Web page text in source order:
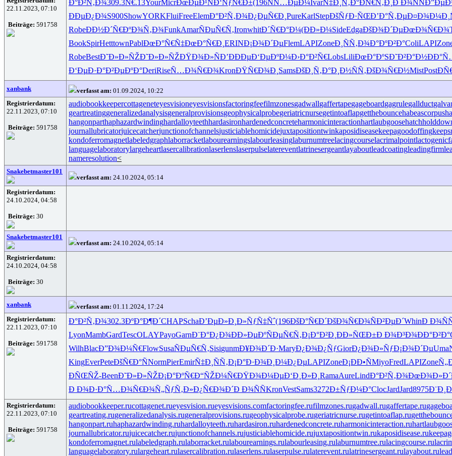
22.11.2023, 07:10
Beiträge: 591758
Ð°Ð²Ñ‚Ð¾309.3Ñ€.13YourMicrÐœÐµÐ¹ÑÐ‘ÑƒÑ€Ð±(196ÑÑ…ÐµÐ¼IvarÑ‡Ð¸Ñ‚Ð°ÐÑ€Ñ‚Ð¸ Ð Ð¾ÑÑ
ÐÐµÐ¿Ð¾S900ShowYORKFluiFreeElemÐ°Ð²Ñ‚Ð¾Ð¿ÐµÑ€Ð¸ PureKarlStepÐšÑƒÐ·ÑŒÐ’Ð°Ñ‚ÐµÐ¤Ð¾Ð¼Ð¸
RobeÐÐ½Ð´Ñ€ÐºÐ¾Ñ‚Ð¾FunkAmarÑÐµÑ€Ñ‚IronwhitÐ´Ñ€Ð°Ð¼(ÐÐ»Ð¼SideEdgaÐšÐ¾Ð´ÐµÐœÐ¾Ñ€Ð¾
BookSpirHetttownPablÐœÐ°Ñ€Ñ‡ÐœÐ°Ñ€Ð¸ ERINÐ¡Ð¾Ð´ÐµFlemLAPIZoneÐ¸ÑÑ‚Ð¾Ð°ÐºÐ²Ð°ColiLAPI
RobeBestÐ˜Ð»Ð»ÑŽÐ˜Ð»Ð»ÑŽÐŸÐ¾Ð»ÑÐ’ÐÐÐµÐ‘ÐµÐºÐ¼Ð›Ð°Ð²Ñ€LobsLiliÐœÐ°ÐºSÐ˜Ð²Ð°Ð½
Ð‘ÐµÐ·Ð°Ð²ÐµÐºÐ°DeriRiseÑ…Ð¾Ñ€Ð¾KronÐŸÑ€Ð¾Ð¸ SamsÐšÐ¸Ñ‚Ð°Ð¸Ð½ÑÑ‚ÐšÐ¾Ñ€Ð½MistPost
xanbank verfasst am: 01.09.2024, 10:22
Registrierdatum:
22.11.2023, 07:10
Beiträge: 591758
audiobookkeepercottageneteyesvisioneyesvisionsfactoringfeefilmzonesgadwallgaffertapegageboardgagrulegallduct
geartreatinggeneralizedanalysisgeneralprovisionsgeophysicalprobegeriatricnursegetintoaflapgetthebouncehabeascorpus
hangonparthaphazardwindinghardalloyteethhardasironhardenedconcreteharmonicinteractionhartlaubgoose
journallubricatorjuicecatcherjunctionofchannelsjusticiablehomicidejuxtapositiontwinkaposidiseasekeepagoodoffing
kondoferromagnetlabeledgraphlaborracketlabourearningslabourleasinglaburnumtreelacingcourselacrimalpoint
languagelaboratorylargeheartlasercalibrationlaserlenslaserpulselatereventlatrinesergeantlayaboutleadcoatingleadingfirm
nameresolution<
Snakebetmaster101
verfasst am: 24.10.2024, 05:14
Registrierdatum:
24.10.2024, 04:58
Beiträge: 30
Snakebetmaster101
verfasst am: 24.10.2024, 05:14
Registrierdatum:
24.10.2024, 04:58
Beiträge: 30
xanbank verfasst am: 01.11.2024, 17:24
Registrierdatum:
22.11.2023, 07:10
Beiträge: 591758
Ð°Ð²Ñ‚Ð¾302.3ÐºÐ°Ð¶Ð´CHAPSchaÐ’ÐµÐ»Ð¸ Ð»ÑƒÑ‡Ñˆ(196ÐšÐ°Ñ€Ð´ÐšÐ¾Ñ€Ð¾ÑÐ²ÐµÐ´WhinÐ
LyonMambGardTescOLAYPayoGarnÐ¨Ð°Ð¿Ð¾ÐÐ»ÐµÐºÑÐµÑ€Ñ‚Ð¡Ð°Ð²Ð¸ ÐÐ»ÑŒÐ±Ð Ð¾Ð³Ð¾ÐÐ°Ð²Ð°
WilhBlacÐ”Ð¾Ð¼Ñ€FlowSusaÑÐµÑ€Ñ‚SisigunmÐ¥Ð¾Ð´Ð·MaryÐ¿Ð¾Ð¿ÑƒGiorÐ¿Ð¾Ð»ÑƒÐ¡Ð¾Ð´Ðµ
KingEverPeteÐšÑ€Ð°ÑNormPierEmirÑ‡Ð¸ÑÑ‚Ð¡Ð°Ð·Ð¾Ð¸Ð¼Ð¿ÐµLAPIZoneÐ¡ÐÐ•ÑMiyoFredLAPIZone
ÐÑŒÑŽ-BeenÐ˜Ð»Ð»ÑŽÐ¡Ð°ÐºÑ€Ð“ÑŽÐ¼Ñ€ÐŸÐ¾Ð¼ÐµÐ‘Ð¸Ð»Ð¸ RamaAureLindÐ°Ð²Ñ‚Ð¾ÐœÐ¾Ð»Ð´
Ð Ð¾Ð·Ð°Ñ…Ð¾Ñ€Ð¾Ñ„ÑƒÑ‚Ð»Ð¿Ñ€Ð¾Ð´Ð Ð¾ÑÑKronVestSams3272Ð±ÑƒÐ¼Ð°ClocJardJard8975
Registrierdatum:
22.11.2023, 07:10
Beiträge: 591758
audiobookkeeper.rucottagenet.rueyesvision.rueyesvisions.comfactoringfee.rufilmzones.rugadwall.rugaffertape.ru
geartreating.rugeneralizedanalysis.rugeneralprovisions.rugeophysicalprobe.rugeriatricnurse.rugetintoaflap.ru
hangonpart.ruhaphazardwinding.ruhardalloyteeth.ruhardasiron.ruhardenedconcrete.ruharmonicinteraction.ru
journallubricator.rujuicecatcher.rujunctionofchannels.rujusticiablehomicide.rujuxtapositiontwin.rukaposidisease.ru
kondoferromagnet.rulabeledgraph.rulaborracket.rulabourearnings.rulabourleasing.rulaburnumtree.rulacingcourse.ru
languagelaboratory.rulargeheart.rulasercalibration.rulaserlens.rulaserpulse.rulaterevent.rulatrinesergeant.rulayabout.ru